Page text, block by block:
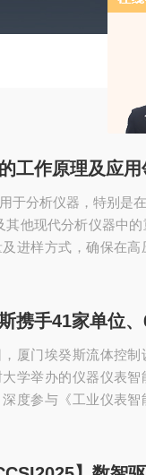
工作原理及应用
于分析仪器，特别是
其他现代分析仪器中
进样方式，确保在高
，其核心是通过机械
阀座、进样口、排样
厦门埃癸斯流体控制
学举办的仪器仪表
度参与《工业仪表智
智能化等级要求与评